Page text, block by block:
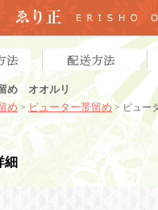
め オオルリ
め > ピューター帯留め > ピュー
細